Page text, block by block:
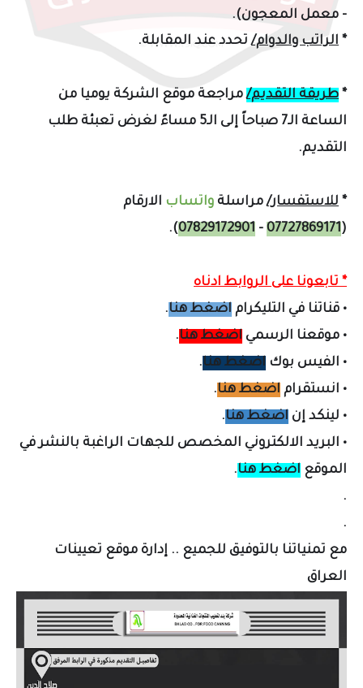
- معمل المعجون).
* الراتب والدوام/ تحدد عند المقابلة.
* طريقة التقديم/مراجعة موقع الشركة يوميا من
الساعة الـ7 صباحاً إلى الـ5 مساءً لغرض تعبئة طلب
التقديم.
* للاستفسار/مراسلة واتساب الارقام
(
07727869171
-
07829172901
).
* تابعونا على الروابط ادناه
• قناتنا في التليكرام اضغط هنا.
• موقعنا الرسمي اضغط هنا.
• الفيس بوك اضغط هنا.
• انستقرام اضغط هنا.
• لينكد إن اضغط هنا.
• البريد الالكتروني المخصص للجهات الراغبة بالنشر في
الموقع اضغط هنا.
.
.
مع تمنياتنا بالتوفيق للجميع .. إدارة موقع تعيينات
العراق